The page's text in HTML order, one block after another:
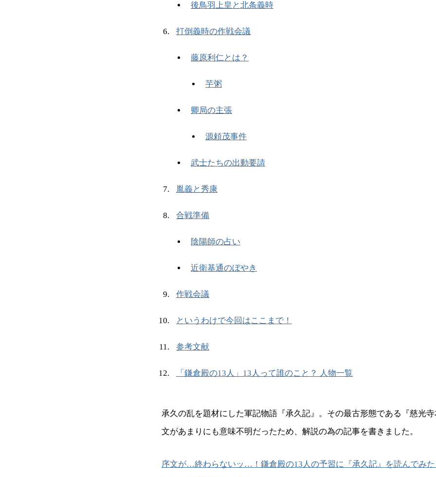
後鳥羽上皇と北条義時
打倒義時の作戦会議
藤原利仁とは？
芋粥
卿局の主張
源頼茂事件
武士たちの出動要請
胤義と秀康
合戦準備
陰陽師の占い
近衛基通のぼやき
作戦会議
というわけで今回はここまで！
参考文献
「鎌倉殿の13人」13人って誰のこと？ 人物一覧
承久の乱を題材にした軍記物語『承久記』。その最古形態である『慈光
文があまりにも意味不明だったため、解説の為の記事を書きました。
序文が…終わらないッ…！鎌倉殿の13人の予習に『承久記』を読んでみた